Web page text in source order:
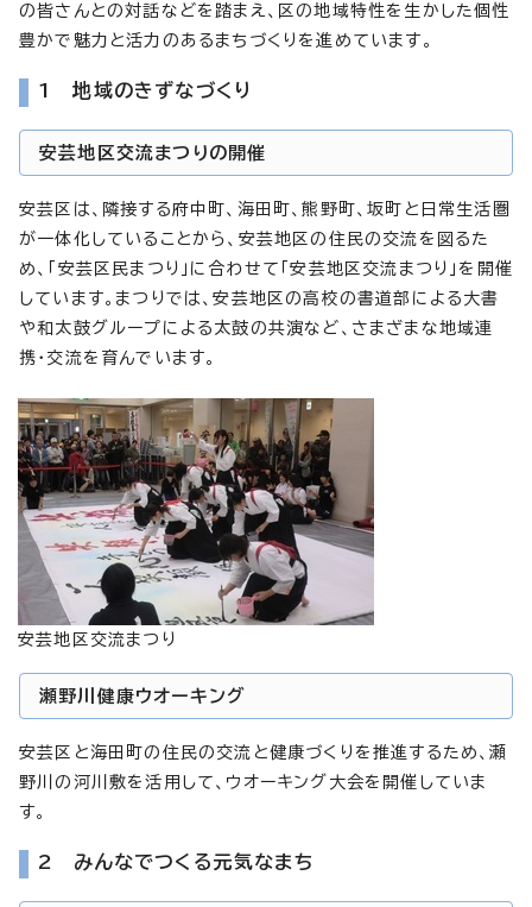
の皆さんとの対話などを踏まえ、区の地域特性を生かした個性
豊かで魅力と活力のあるまちづくりを進めています。
1 地域のきずなづくり
安芸地区交流まつりの開催
安芸区は、隣接する府中町、海田町、熊野町、坂町と日常生活圏
が一体化していることから、安芸地区の住民の交流を図るた
め、「安芸区民まつり」に合わせて「安芸地区交流まつり」を開催
しています。まつりでは、安芸地区の高校の書道部による大書
や和太鼓グループによる太鼓の共演など、さまざまな地域連
携・交流を育んでいます。
安芸地区交流まつり
瀬野川健康ウオーキング
安芸区と海田町の住民の交流と健康づくりを推進するため、瀬
野川の河川敷を活用して、ウオーキング大会を開催していま
す。
2 みんなでつくる元気なまち